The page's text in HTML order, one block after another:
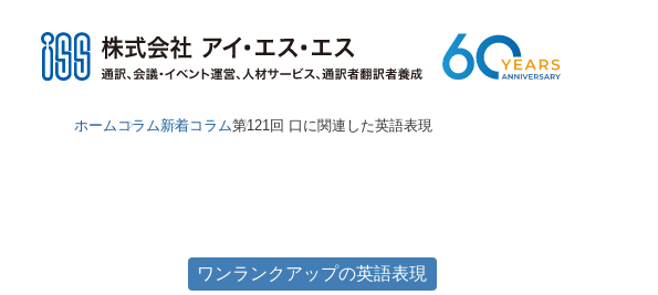
ホーム コラム新着コラム第121回 口に関連した英語表現
ワンランクアップの英語表現